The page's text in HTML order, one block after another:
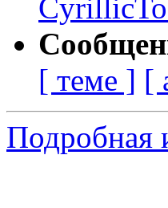
[ теме ] [
Подробная